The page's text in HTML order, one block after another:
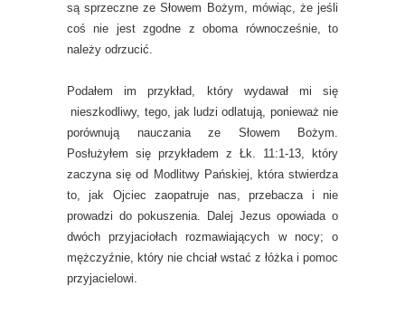
są sprzeczne ze Słowem Bożym, mówiąc, że jeśli
coś nie jest zgodne z oboma równocześnie, to
należy odrzucić.
Podałem im przykład, który wydawał mi się
nieszkodliwy, tego, jak ludzi odlatują, ponieważ nie
porównują nauczania ze Słowem Bożym.
Posłużyłem się przykładem z Łk. 11:1-13, który
zaczyna się od Modlitwy Pańskiej, która stwierdza
to, jak Ojciec zaopatruje nas, przebacza i nie
prowadzi do pokuszenia. Dalej Jezus opowiada o
dwóch przyjaciołach rozmawiających w nocy; o
mężczyźnie, który nie chciał wstać z łóżka i pomoc
przyjacielowi.